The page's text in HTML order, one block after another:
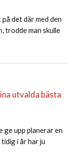
det där med den
trodde man skulle
utvalda bästa
ge upp planerar en
i år har ju